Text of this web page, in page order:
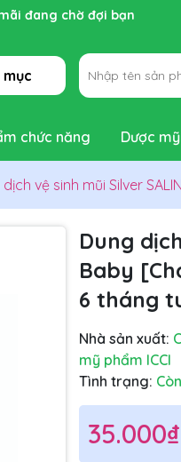
đang chờ đợi bạn
mục
chức năng Dược
dịch vệ sinh mũi Silver
Dung
Baby
6 tháng
Nhà sản xuất:
mỹ phẩm ICCI
Tình trạng:
35.000₫